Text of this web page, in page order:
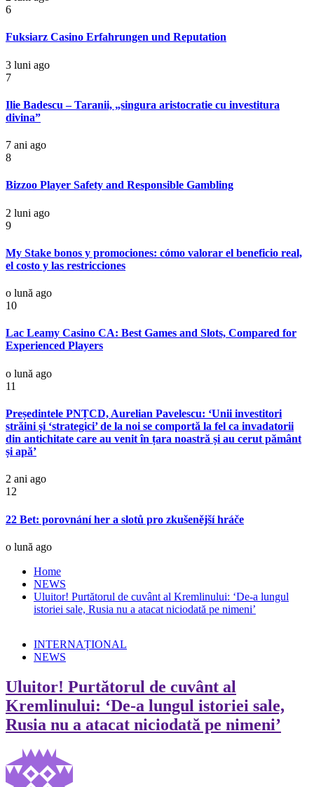
6
Fuksiarz Casino Erfahrungen und Reputation
3 luni ago
7
Ilie Badescu – Taranii, „singura aristocratie cu investitura
divina”
7 ani ago
8
Bizzoo Player Safety and Responsible Gambling
2 luni ago
9
My Stake bonos y promociones: cómo valorar el beneficio real,
el costo y las restricciones
o lună ago
10
Lac Leamy Casino CA: Best Games and Slots, Compared for
Experienced Players
o lună ago
11
Președintele PNȚCD, Aurelian Pavelescu: ‘Unii investitori
străini și ‘strategici’ de la noi se comportă la fel ca invadatorii
din antichitate care au venit în țara noastră și au cerut pământ
și apă’
2 ani ago
12
22 Bet: porovnání her a slotů pro zkušenější hráče
o lună ago
Home
NEWS
Uluitor! Purtătorul de cuvânt al Kremlinului: ‘De-a lungul
istoriei sale, Rusia nu a atacat niciodată pe nimeni’
INTERNAȚIONAL
NEWS
Uluitor! Purtătorul de cuvânt al
Kremlinului: ‘De-a lungul istoriei sale,
Rusia nu a atacat niciodată pe nimeni’